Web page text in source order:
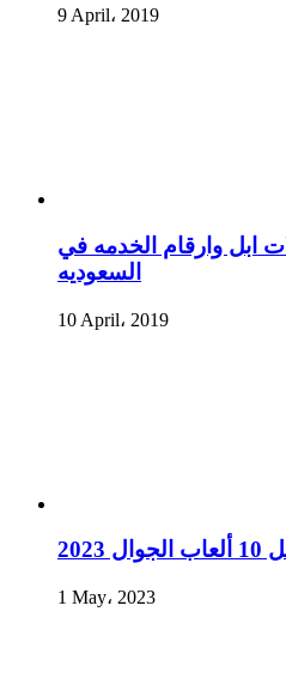
9 April، 2019
ابل وارقام الخدمه في
السعوديه
10 April، 2019
1 May، 2023